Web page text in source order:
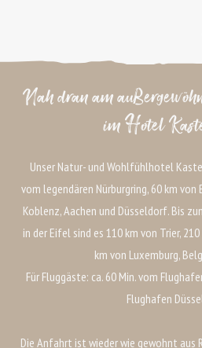
Nah dran am
im Hotel
Unser Natur- und Wohlfühlhotel
vom legendären Nürburgring, 60 km von
Koblenz, Aachen und Düsseldorf. Bis
in der Eifel sind es 110 km von Trier,
km von Luxemburg,
Für Fluggäste: ca. 60 Min. vom
Flughafen
Die Anfahrt ist wieder wie gewohnt aus